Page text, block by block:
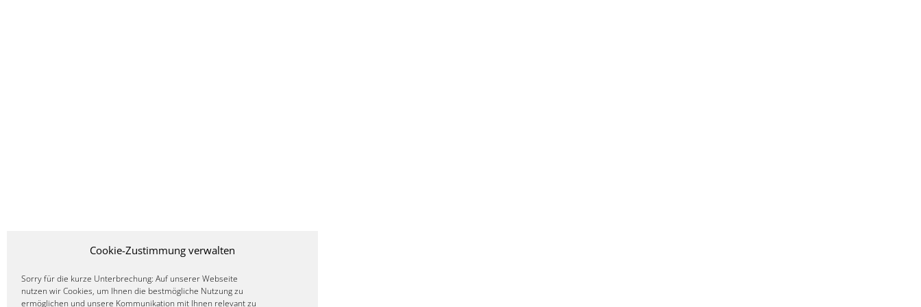
Cookie-Zustimmung verwalten
Sorry für die kurze Unterbrechung: Auf unserer Webseite
nutzen wir Cookies, um Ihnen die bestmögliche Nutzung zu
ermöglichen und unsere Kommunikation mit Ihnen relevant zu